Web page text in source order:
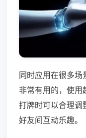
同时应用在很多
非常有用的，使用
打牌时可以合理调
好友间互动乐趣。